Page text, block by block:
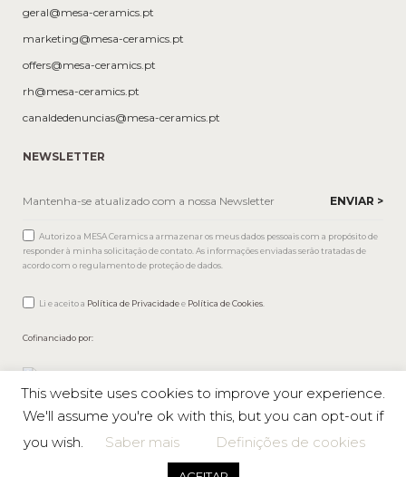
geral@mesa-ceramics.pt
marketing@mesa-ceramics.pt
offers@mesa-ceramics.pt
rh@mesa-ceramics.pt
canaldedenuncias@mesa-ceramics.pt
NEWSLETTER
Autorizo a MESA Ceramics a armazenar os meus dados pessoais com a propósito de
responder à minha solicitação de contato. As informações enviadas serão tratadas de
acordo com o regulamento de proteção de dados.
Li e aceito a Política de Privacidadee Política de Cookies
Cofinanciado por:
Mesa © 2026 Todos os direitos reservados | Política de privacidade
This website uses cookies to improve your experience.
We'll assume you're ok with this, but you can opt-out if
you wish.
Saber mais Definições de cookies